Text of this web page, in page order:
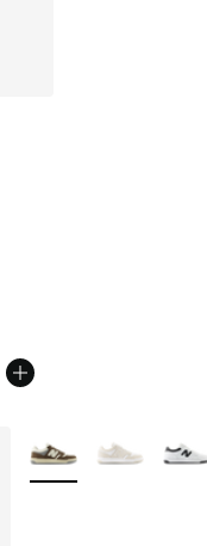
baisse de € 99,99 à
Plus de couleurs